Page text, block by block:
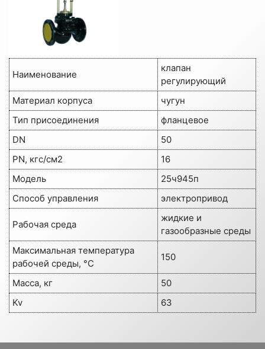
Наименование
клапан
регулирующий
Материал корпуса
чугун
Тип присоединения
фланцевое
DN
50
PN, кгс/см2
16
Модель
25ч945п
Способ управления
электропривод
Рабочая среда
жидкие и
газообразные среды
Максимальная температура
рабочей среды, °C
150
Масса, кг
50
Kv
63